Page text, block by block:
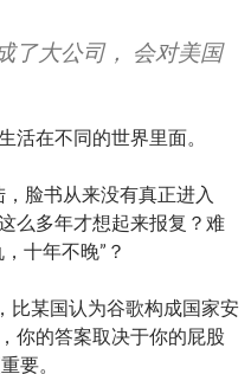
了大公司， 会对美国
活在不同的世界里面。
脸书从来没有真正进入
么多年才想起来报复？难
十年不晚”？
比某国认为谷歌构成国家安
你的答案取决于你的屁股
要。